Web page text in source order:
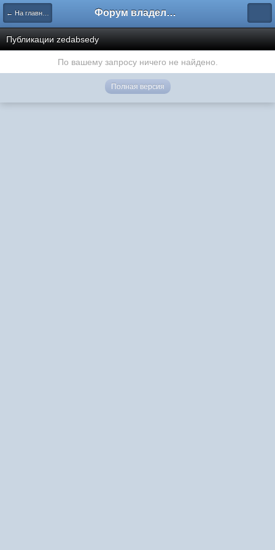
← На главную Форум владельцев интернет-магазинов
Публикации zedabsedy
По вашему запросу ничего не найдено.
Полная версия